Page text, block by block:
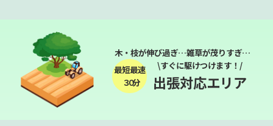
木・枝が伸び過ぎ…雑草が茂りすぎ…
最短最速
３０分
\すぐに駆けつけます！/
出張対応エリア